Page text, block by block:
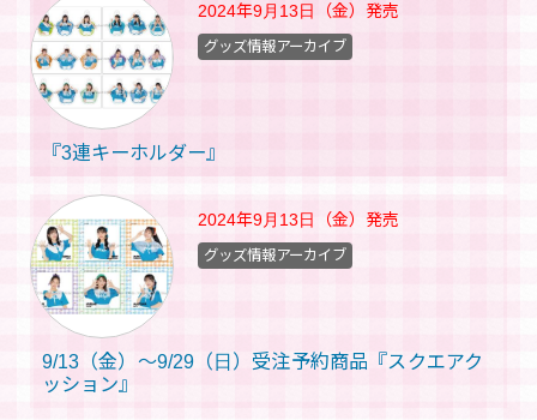
2024年9月13日（金） 発売
『3連キーホルダー』
グッズ情報アーカイブ
2024年9月13日（金） 発売
9/13（金）～9/29（日）受注予約商品『スクエアク
ッション』
グッズ情報アーカイブ